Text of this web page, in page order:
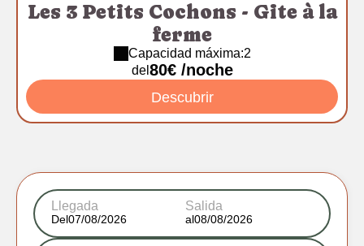
Les 3 Petits Cochons - Gite à la
ferme
Capacidad máxima:2
del 80€ /noche
Descubrir
Llegada
Del
Salida
al